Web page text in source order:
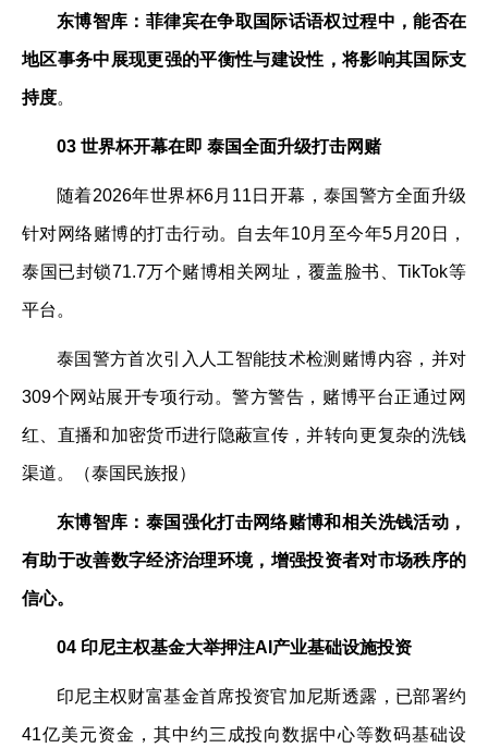
东博智库：菲律宾在争取国际话语权过程中，能否在
地区事务中展现更强的平衡性与建设性，将影响其国际支
持度。
03 世界杯开幕在即 泰国全面升级打击网赌
随着2026年世界杯6月11日开幕，泰国警方全面升级
针对网络赌博的打击行动。自去年10月至今年5月20日，
泰国已封锁71.7万个赌博相关网址，覆盖脸书、TikTok等
平台。
泰国警方首次引入人工智能技术检测赌博内容，并对
309个网站展开专项行动。警方警告，赌博平台正通过网
红、直播和加密货币进行隐蔽宣传，并转向更复杂的洗钱
渠道。（泰国民族报）
东博智库：泰国强化打击网络赌博和相关洗钱活动，
有助于改善数字经济治理环境，增强投资者对市场秩序的
信心。
04 印尼主权基金大举押注AI产业基础设施投资
印尼主权财富基金首席投资官加尼斯透露，已部署约
41亿美元资金，其中约三成投向数据中心等数码基础设